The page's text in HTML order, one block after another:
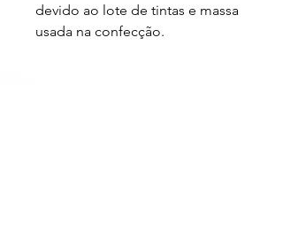
devido ao lote de tintas e massa
usada na confecção.